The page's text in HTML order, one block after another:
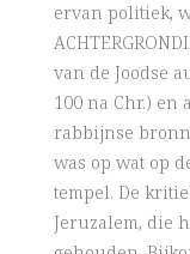
ervan politiek,
van de Joodse
100 na Chr.)
rabbijnse
was op wat op
tempel. De
Jeruzalem, die